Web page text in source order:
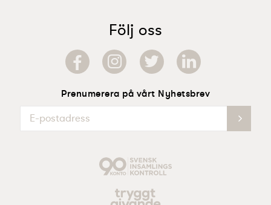
Följ oss
Prenumerera på vårt Nyhetsbrev